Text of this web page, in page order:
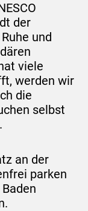
der
und
viele
werden wir
die
selbst
an der
parken